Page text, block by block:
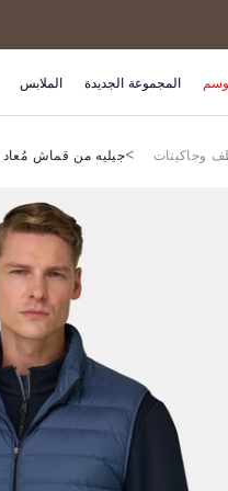
المجموعة الجديدة الملابس
وجاكيتات جيليه من قماش مُعاد